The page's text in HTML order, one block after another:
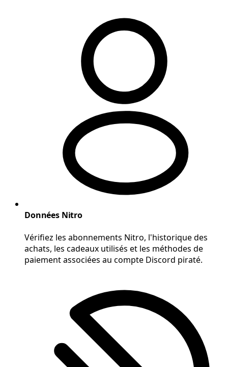
Données Nitro
Vérifiez les abonnements Nitro, l'historique des
achats, les cadeaux utilisés et les méthodes de
paiement associées au compte Discord piraté.